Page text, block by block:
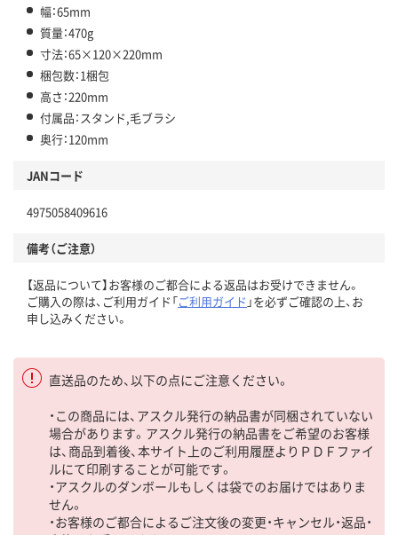
幅：65mm
質量：470g
寸法：65×120×220mm
梱包数：1梱包
高さ：220mm
付属品：スタンド,毛ブラシ
奥行：120mm
JANコード
4975058409616
備考（ご注意）
【返品について】お客様のご都合による返品はお受けできません。
ご購入の際は、ご利用ガイド「ご利用ガイド 」を必ずご確認の上、お
申し込みください。
直送品のため、以下の点にご注意ください。
・この商品には、アスクル発行の納品書が同梱されていない
場合があります。アスクル発行の納品書をご希望のお客様
は、商品到着後、本サイト上のご利用履歴よりＰＤＦファイ
ルにて印刷することが可能です。
・アスクルのダンボールもしくは袋でのお届けではありま
せん。
・お客様のご都合によるご注文後の変更・キャンセル・返品・